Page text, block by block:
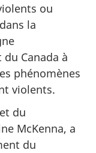
ou
la
Canada à
phénomènes
violents.
du
McKenna, a
du